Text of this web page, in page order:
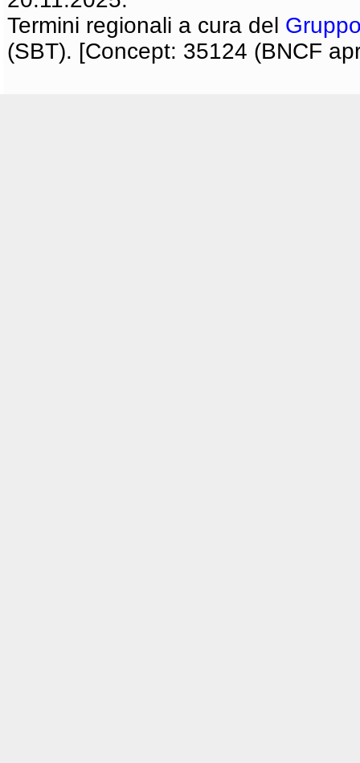
Termini regionali a cura del
(SBT). [Concept: 35124 (BNCF